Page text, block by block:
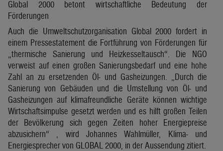
Global 2000 betont wirtschaftliche Bedeutung der
Förderungen
Auch die Umweltschutzorganisation Global 2000 fordert in
einem Pressestatement die Fortführung von Förderungen für
„thermische Sanierung und Heizkesseltausch“. Die NGO
verweist auf einen großen Sanierungsbedarf und eine hohe
Zahl an zu ersetzenden Öl- und Gasheizungen. „Durch die
Sanierung von Gebäuden und die Umstellung von Öl- und
Gasheizungen auf klimafreundliche Geräte können wichtige
Wirtschaftsimpulse gesetzt werden und es hilft großen Teilen
der Bevölkerung sich gegen Zeiten hoher Energiepreise
abzusichern“ , wird Johannes Wahlmüller, Klima- und
Energiesprecher von GLOBAL 2000, in der Aussendung zitiert.